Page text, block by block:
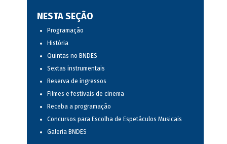
NESTA SEÇÃO
Programação
História
Quintas no BNDES
Sextas instrumentais
Reserva de ingressos
Filmes e festivais de cinema
Receba a programação
Concursos para Escolha de Espetáculos Musicais
Galeria BNDES